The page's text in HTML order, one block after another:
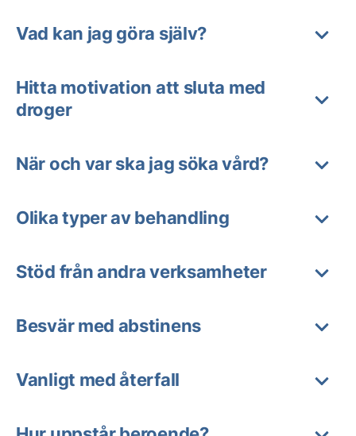
Vad kan jag göra själv?
Hitta motivation att sluta med
droger
När och var ska jag söka vård?
Olika typer av behandling
Stöd från andra verksamheter
Besvär med abstinens
Vanligt med återfall